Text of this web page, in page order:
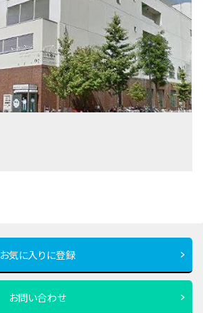
お気に入りに登録
お問い合わせ